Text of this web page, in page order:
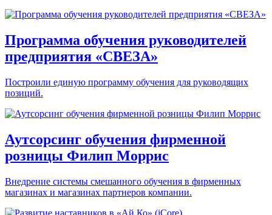
Программа обучения руководителей
предприятия «СВЕЗА»
Построили единую программу обучения для руководящих
позиций.
Аутсорсинг обучения фирменной
розницы Филип Моррис
Внедрение системы смешанного обучения в фирменных
магазинах и магазинах партнеров компании.